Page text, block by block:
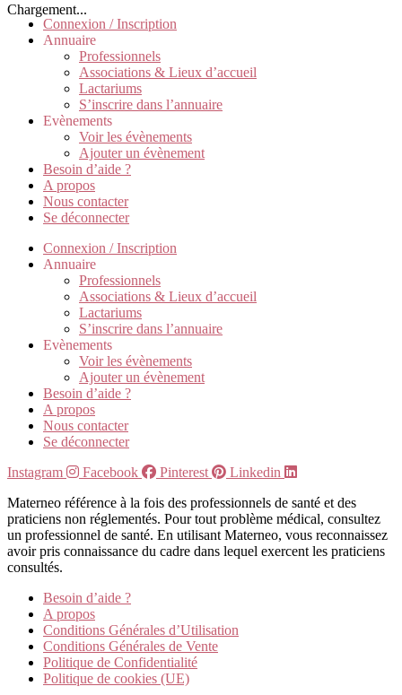
Chargement...
Connexion / Inscription
Annuaire
Professionnels
Associations & Lieux d’accueil
Lactariums
S’inscrire dans l’annuaire
Evènements
Voir les évènements
Ajouter un évènement
Besoin d’aide ?
A propos
Nous contacter
Se déconnecter
Connexion / Inscription
Annuaire
Professionnels
Associations & Lieux d’accueil
Lactariums
S’inscrire dans l’annuaire
Evènements
Voir les évènements
Ajouter un évènement
Besoin d’aide ?
A propos
Nous contacter
Se déconnecter
Instagram
Facebook Pinterest
Linkedin
Materneo référence à la fois des professionnels de santé et des
praticiens non réglementés. Pour tout problème médical, consultez
un professionnel de santé. En utilisant Materneo, vous reconnaissez
avoir pris connaissance du cadre dans lequel exercent les praticiens
consultés.
Besoin d’aide ?
A propos
Conditions Générales d’Utilisation
Conditions Générales de Vente
Politique de Confidentialité
Politique de cookies (UE)